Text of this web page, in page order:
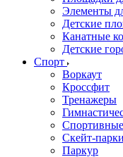
Элементы
Детские
Канатные
Детские
Спорт
Воркаут
Кроссфит
Тренажеры
Скейт-парки
Паркур